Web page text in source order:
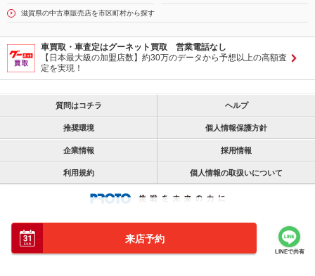
来店予約
LINEで共有
滋賀県の中古車販売店を市区町村から探す
車買取・車査定はグーネット買取 営業電話なし
【日本最大級の加盟店数】約30万のデータから予想以上の高額査
定を実現！
質問はコチラ ヘルプ
推奨環境 個人情報保護方針
企業情報 採用情報
利用規約 個人情報の取扱いについて